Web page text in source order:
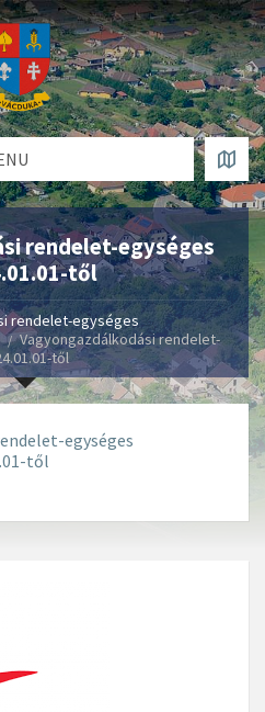
rendelet-egységes
től
rendelet-egységes
Vagyongazdálkodási rendelet-
től
egységes
től